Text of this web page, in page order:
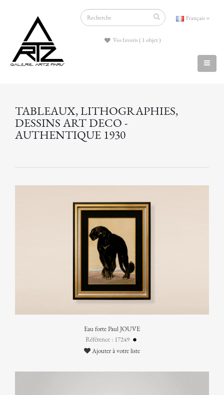
Français
Vos favoris ( 1 objet )
TABLEAUX, LITHOGRAPHIES,
DESSINS ART DECO -
AUTHENTIQUE 1930
Eau forte Paul JOUVE
Référence : 17249
Ajouter à votre liste